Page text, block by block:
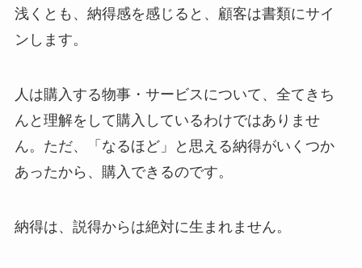
浅くとも、納得感を感じると、顧客は書類にサイ
ンします。
人は購入する物事・サービスについて、全てきち
んと理解をして購入しているわけではありませ
ん。ただ、「なるほど」と思える納得がいくつか
あったから、購入できるのです。
納得は、説得からは絶対に生まれません。